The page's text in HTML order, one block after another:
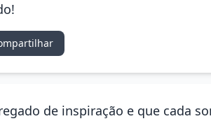
de inspiração e que cada